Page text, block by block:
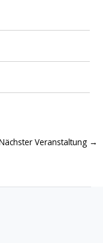
Veranstaltung →